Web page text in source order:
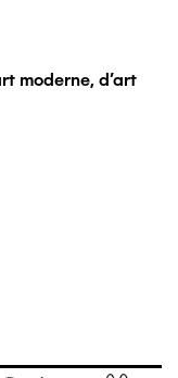
moderne, d'art